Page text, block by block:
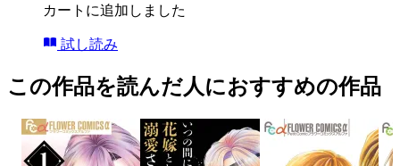
カートに追加しました
試し読み
この作品を読んだ人におすすめの作品